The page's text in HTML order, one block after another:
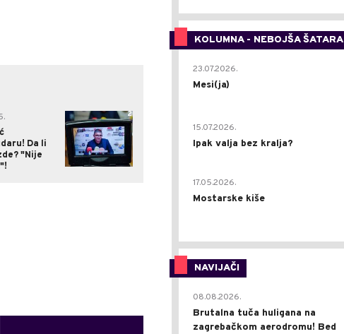
Da li
"Nije
2
KOLUMNA - NEBOJŠA ŠATARA
23.07.2026.
Mesi(ja)
15.07.2026.
Ipak valja bez kralja?
17.05.2026.
Mostarske kiše
NAVIJAČI
08.08.2026.
Brutalna tuča huligana na
zagrebačkom aerodromu! Bed